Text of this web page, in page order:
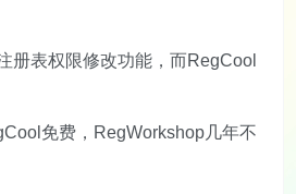
册表权限修改功能，而RegCool
免费，RegWorkshop几年不